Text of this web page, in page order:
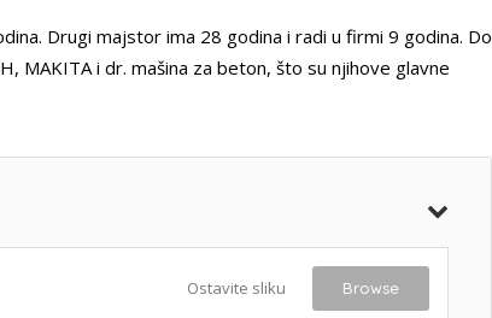
Drugi majstor ima 28 godina i radi u firmi 9 godina. Do
MAKITA i dr. mašina za beton, što su njihove glavne
Ostavite sliku Browse